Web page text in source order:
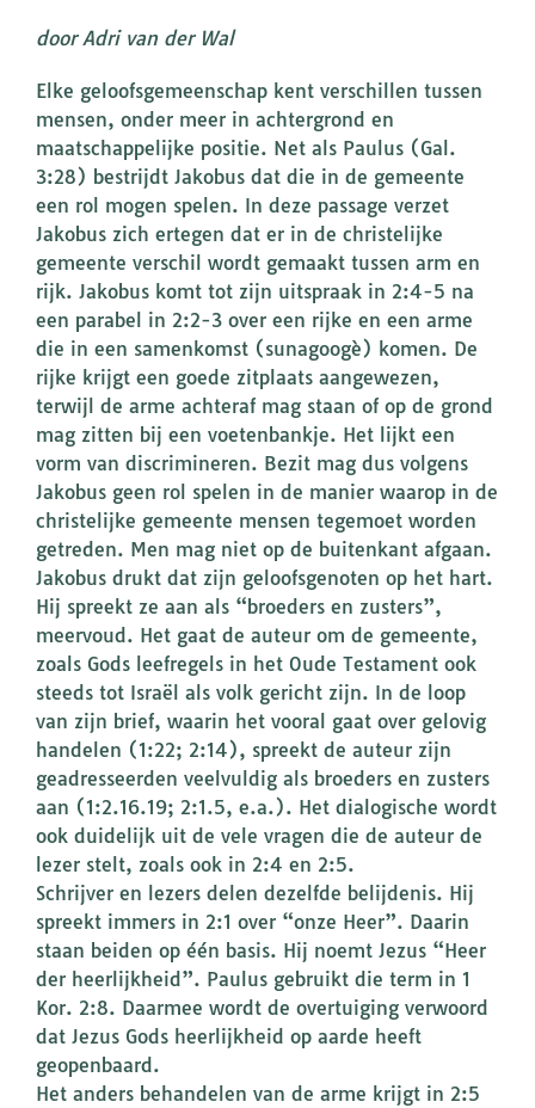
door Adri van der Wal
Elke geloofsgemeenschap kent verschillen tussen
mensen, onder meer in achtergrond en
maatschappelijke positie. Net als Paulus (Gal.
3:28) bestrijdt Jakobus dat die in de gemeente
een rol mogen spelen. In deze passage verzet
Jakobus zich ertegen dat er in de christelijke
gemeente verschil wordt gemaakt tussen arm en
rijk. Jakobus komt tot zijn uitspraak in 2:4-5 na
een parabel in 2:2-3 over een rijke en een arme
die in een samenkomst (sunagoogè) komen. De
rijke krijgt een goede zitplaats aangewezen,
terwijl de arme achteraf mag staan of op de grond
mag zitten bij een voetenbankje. Het lijkt een
vorm van discrimineren. Bezit mag dus volgens
Jakobus geen rol spelen in de manier waarop in de
christelijke gemeente mensen tegemoet worden
getreden. Men mag niet op de buitenkant afgaan.
Jakobus drukt dat zijn geloofsgenoten op het hart.
Hij spreekt ze aan als “broeders en zusters”,
meervoud. Het gaat de auteur om de gemeente,
zoals Gods leefregels in het Oude Testament ook
steeds tot Israël als volk gericht zijn. In de loop
van zijn brief, waarin het vooral gaat over gelovig
handelen (1:22; 2:14), spreekt de auteur zijn
geadresseerden veelvuldig als broeders en zusters
aan (1:2.16.19; 2:1.5, e.a.). Het dialogische wordt
ook duidelijk uit de vele vragen die de auteur de
lezer stelt, zoals ook in 2:4 en 2:5.
Schrijver en lezers delen dezelfde belijdenis. Hij
spreekt immers in 2:1 over “onze Heer”. Daarin
staan beiden op één basis. Hij noemt Jezus “Heer
der heerlijkheid”. Paulus gebruikt die term in 1
Kor. 2:8. Daarmee wordt de overtuiging verwoord
dat Jezus Gods heerlijkheid op aarde heeft
geopenbaard.
Het anders behandelen van de arme krijgt in 2:5